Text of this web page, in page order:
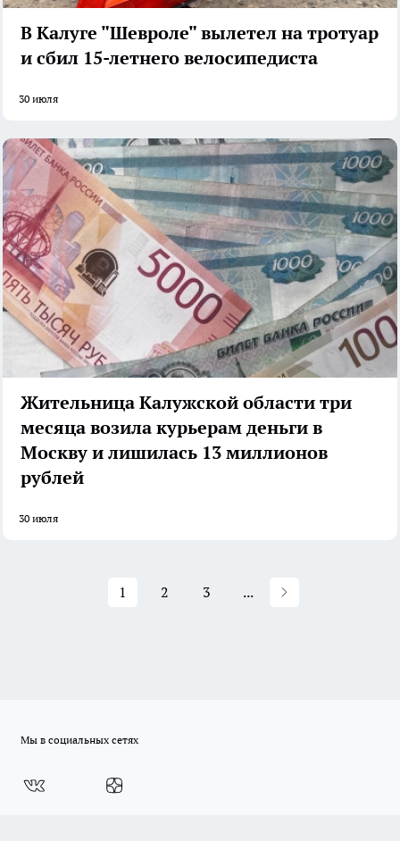
В Калуге "Шевроле" вылетел на тротуар
и сбил 15-летнего велосипедиста
30 июля
Жительница Калужской области три
месяца возила курьерам деньги в
Москву и лишилась 13 миллионов
рублей
30 июля
1 2 3 ...
Мы в социальных сетях